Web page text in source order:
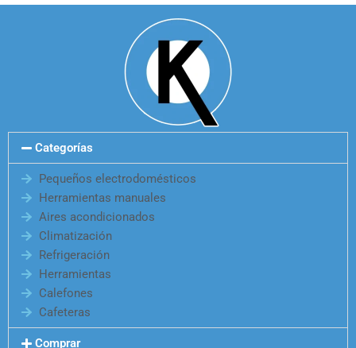
Categorías
Pequeños electrodomésticos
Herramientas manuales
Aires acondicionados
Climatización
Refrigeración
Herramientas
Calefones
Cafeteras
Comprar